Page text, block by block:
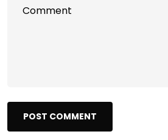
POST COMMENT